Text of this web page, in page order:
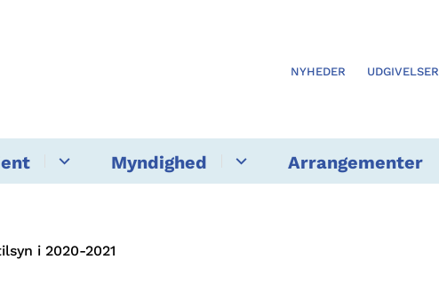
NYHEDER UDGIVELSER
Myndighed Arrangementer
i 2020-2021